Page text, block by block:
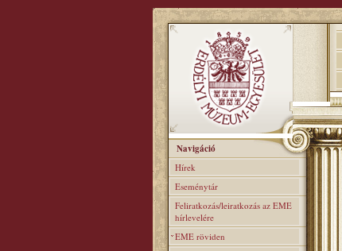
Navigáció
Hírek
Eseménytár
Feliratkozás/leiratkozás az EME
hírlevelére
EME röviden